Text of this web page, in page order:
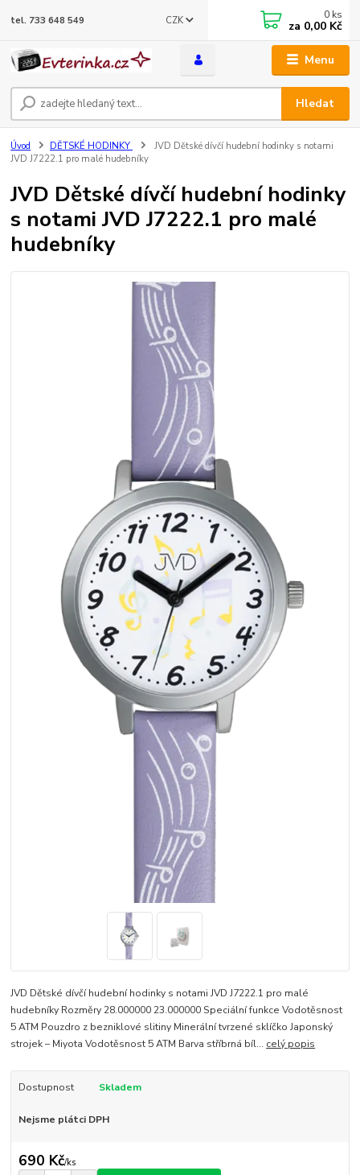
Menu
CZK
Hledat
tel. 733 648 549 0 ks
za 0,00 Kč
Úvod DĚTSKÉ HODINKY
JVD Dětské dívčí hudební hodinky s notami
JVD J7222.1 pro malé hudebníky
JVD Dětské dívčí hudební hodinky
s notami JVD J7222.1 pro malé
hudebníky
JVD Dětské dívčí hudební hodinky s notami JVD J7222.1 pro malé
hudebníky Rozměry 28.000000 23.000000 Speciální funkce Vodotěsnost
5 ATM Pouzdro z bezniklové slitiny Minerální tvrzené sklíčko Japonský
strojek – Miyota Vodotěsnost 5 ATM Barva stříbrná bíl... celý popis
Dostupnost Skladem
Nejsme plátci DPH
690 Kč/ks